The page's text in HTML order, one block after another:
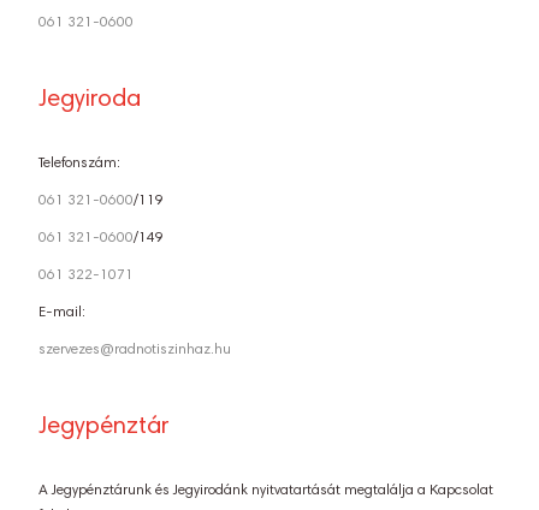
061 321-0600
Jegyiroda
Telefonszám:
061 321-0600/119
061 321-0600/149
061 322-1071
E-mail:
szervezes@radnotiszinhaz.hu
Jegypénztár
A Jegypénztárunk és Jegyirodánk nyitvatartását megtalálja a Kapcsolat